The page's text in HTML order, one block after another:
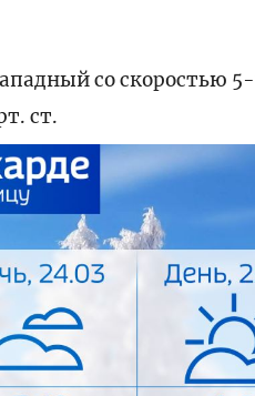
со скоростью
ст.